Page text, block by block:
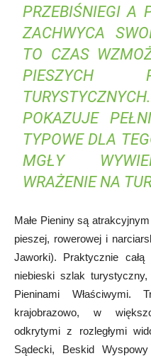
PRZEBIŚNIEGI A
ZACHWYCA
TO CZAS
PIESZYCH
POKAZUJE
TYPOWE DLA
MGŁY
WRAŻENIE NA
Małe Pieniny są
pieszej, rowerowej i
Jaworki). Praktycznie
niebieski szlak turystyczny,
Pieninami Właściwymi.
krajobrazowo, w
odkrytymi z rozległymi
Sądecki, Beskid